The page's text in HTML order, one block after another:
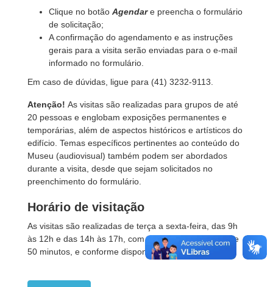
Clique no botão Agendare preencha o formulário
de solicitação;
A confirmação do agendamento e as instruções
gerais para a visita serão enviadas para o e-mail
informado no formulário.
Em caso de dúvidas, ligue para (41) 3232-9113.
Atenção! As visitas são realizadas para grupos de até
20 pessoas e englobam exposições permanentes e
temporárias, além de aspectos históricos e artísticos do
edifício. Temas específicos pertinentes ao conteúdo do
Museu (audiovisual) também podem ser abordados
durante a visita, desde que sejam solicitados no
preenchimento do formulário.
Horário de visitação
As visitas são realizadas de terça a sexta-feira, das 9h
às 12h e das 14h às 17h, com duração aproximada de
50 minutos, e conforme disponibilidade de agenda.